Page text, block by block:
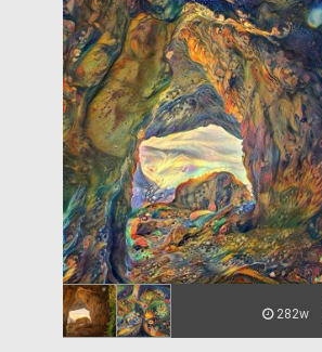
282w